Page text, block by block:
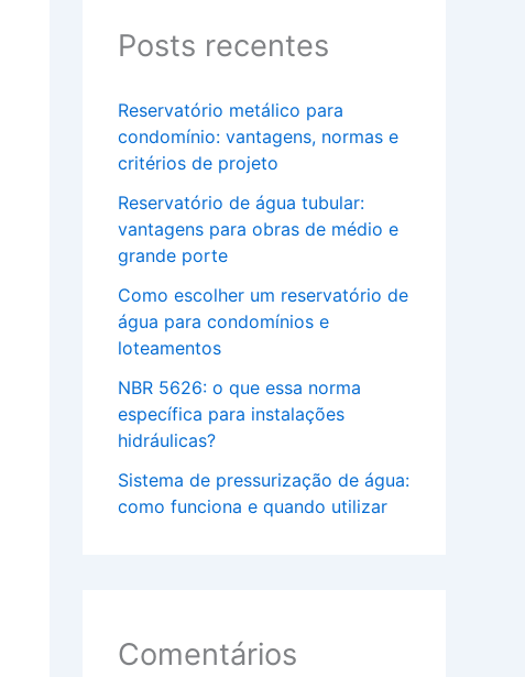
Posts recentes
Reservatório metálico para
condomínio: vantagens, normas e
critérios de projeto
Reservatório de água tubular:
vantagens para obras de médio e
grande porte
Como escolher um reservatório de
água para condomínios e
loteamentos
NBR 5626: o que essa norma
específica para instalações
hidráulicas?
Sistema de pressurização de água:
como funciona e quando utilizar
Comentários